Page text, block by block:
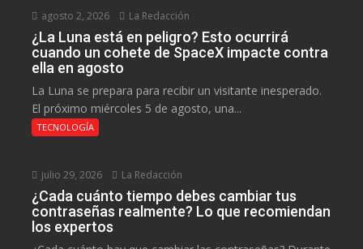
agosto 2, 2026 La Redacción
¿La Luna está en peligro? Esto ocurrirá
cuando un cohete de SpaceX impacte contra
ella en agosto
La Luna se prepara para recibir un visitante inesperado.
El próximo miércoles 5 de agosto, una...
TECNOLOGÍA
julio 29, 2026 La Redacción
¿Cada cuánto tiempo debes cambiar tus
contraseñas realmente? Lo que recomiendan
los expertos